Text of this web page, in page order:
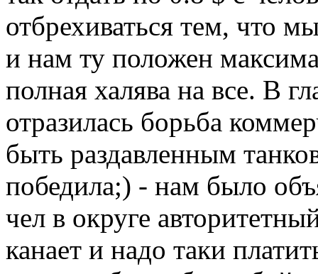
отбрехиваться тем, что
и нам ту положен
полная халява на все. В
отразилась борьба
быть раздавленным
победила;) - нам было
чел в округе
канает и надо таки